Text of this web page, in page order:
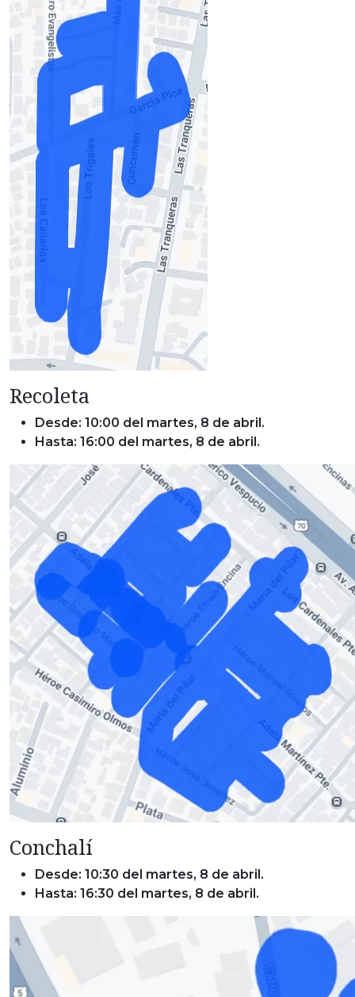
Recoleta
Desde: 10:00 del martes, 8 de abril.
Hasta: 16:00 del martes, 8 de abril.
Conchalí
Desde: 10:30 del martes, 8 de abril.
Hasta: 16:30 del martes, 8 de abril.